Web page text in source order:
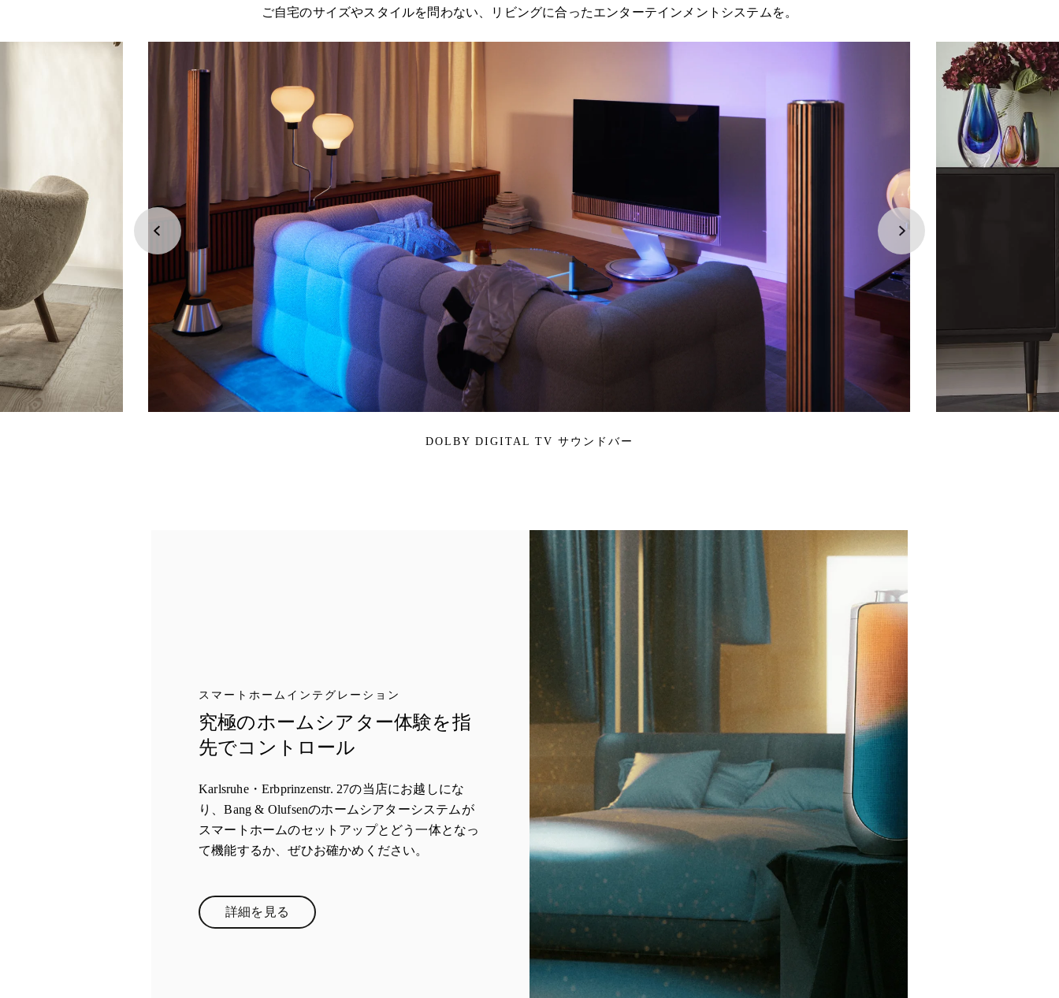
ご自宅のサイズやスタイルを問わない、リビングに合ったエンターテインメントシステムを。
DOLBY DIGITAL TV サウンドバー
イベント画像
スマートホームインテグレーション
究極のホームシアター体験を指
先でコントロール
Karlsruhe・Erbprinzenstr. 27の当店にお越しにな
り、Bang & Olufsenのホームシアターシステムが
スマートホームのセットアップとどう一体となっ
て機能するか、ぜひお確かめください。
詳細を見るLink Opens in New Tab